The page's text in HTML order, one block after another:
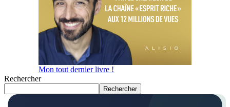
Mon tout dernier livre !
Rechercher
Rechercher